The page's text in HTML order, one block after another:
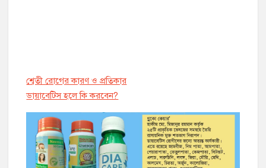
শ্বেতী রোগের কারণ ও প্রতিকার
ডায়াবেট্সি হলে কি করবেন?